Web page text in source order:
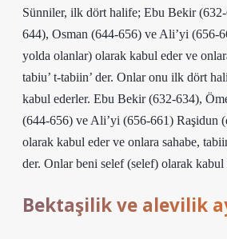
Sünniler, ilk dört halife; Ebu Bekir
644), Osman (644-656) ve Ali’yi (656-
yolda olanlar) olarak kabul eder ve
tabiu’ t-tabiin’ der. Onlar onu ilk dört
kabul ederler. Ebu Bekir (632-634),
(644-656) ve Ali’yi (656-661) Raşidun
olarak kabul eder ve onlara sahabe,
der. Onlar beni selef (selef) olarak kabul
Bektaşilik ve alevilik